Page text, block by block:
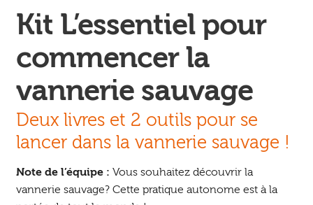
Kit L’essentiel pour
commencer la
vannerie sauvage
Deux livres et 2 outils pour se
lancer dans la vannerie sauvage !
Note de l’équipe : Vous souhaitez découvrir la
vannerie sauvage? Cette pratique autonome est à la